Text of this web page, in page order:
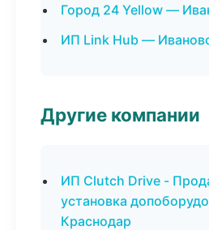
Город 24 Yellow —
ИП Link Hub —
Другие компании
ИП Clutch Drive -
установка
Краснодар